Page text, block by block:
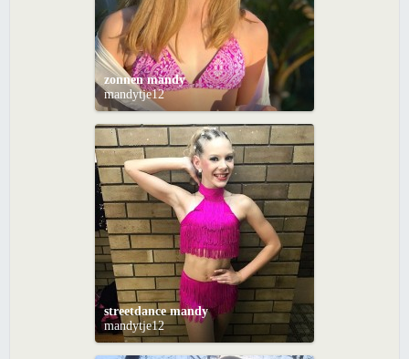
zonnen mandy
mandytje12
streetdance mandy
mandytje12